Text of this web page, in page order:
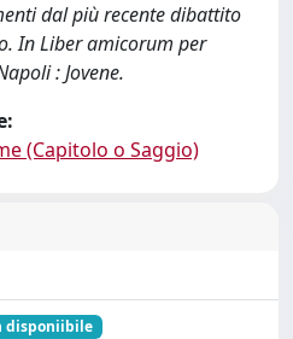
dal più recente dibattito
In Liber amicorum per
: Jovene.
(Capitolo o Saggio)
disponiibile